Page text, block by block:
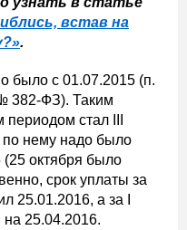
встав на
.
было с 01.07.2015 (п.
382-ФЗ). Таким
стал III
по нему надо было
(25 октября было
срок уплаты за
25.01.2016, а за I
на 25.04.2016.